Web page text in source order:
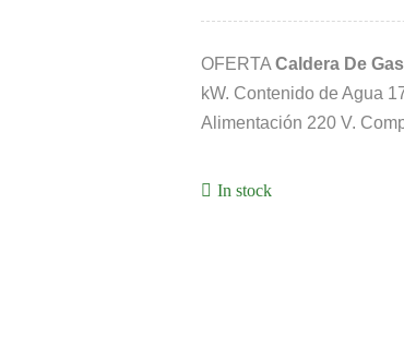
OFERTA Caldera De
kW. Contenido de Agua
Alimentación 220 V.
In stock